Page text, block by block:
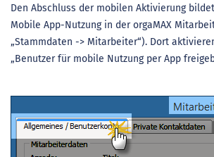
Den Abschluss der mobilen Aktivierung
Mobile App-Nutzung in der orgaMAX
„Stammdaten -> Mitarbeiter“). Dort
„Benutzer für mobile Nutzung per App